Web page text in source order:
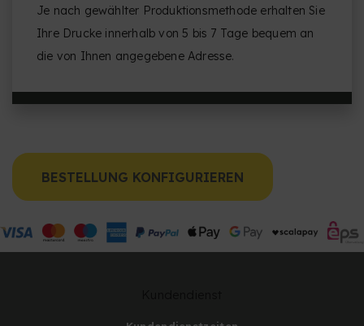
Je nach gewählter Produktionsmethode erhalten Sie
Ihre Drucke innerhalb von 5 bis 7 Tage bequem an
die von Ihnen angegebene Adresse.
BESTELLUNG KONFIGURIEREN